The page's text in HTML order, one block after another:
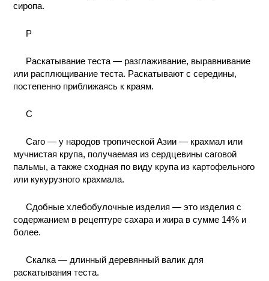
сиропа.
P
Раскатывание теста — разглаживание, выравнивание
или расплющивание теста. Раскатывают с середины,
постепенно приближаясь к краям.
С
Саго — у народов тропической Азии — крахмал или
мучнистая крупа, получаемая из сердцевины саговой
пальмы, а также сходная по виду крупа из картофельного
или кукурузного крахмала.
Сдобные хлебобулочные изделия — это изделия с
содержанием в рецептуре сахара и жира в сумме 14% и
более.
Скалка — длинный деревянный валик для
раскатывания теста.